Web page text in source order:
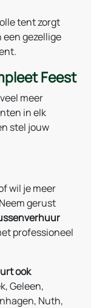
tent zorgt
gezellige
Feest
meer
in elk
stel jouw
wil je meer
gerust
professioneel
ook
Geleen,
Nuth,